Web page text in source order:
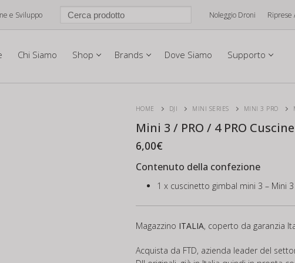
e Sviluppo Noleggio Droni Riprese
Chi Siamo Shop Brands Dove Siamo Supporto
HOME DJI MINI SERIES MINI 3 PRO
Mini 3 / PRO / 4 PRO
6,00€
Contenuto della confezione
1 x cuscinetto gimbal mini 3 – Mini
Magazzino ITALIA, coperto da garanzia
Acquista da FTD, azienda leader del